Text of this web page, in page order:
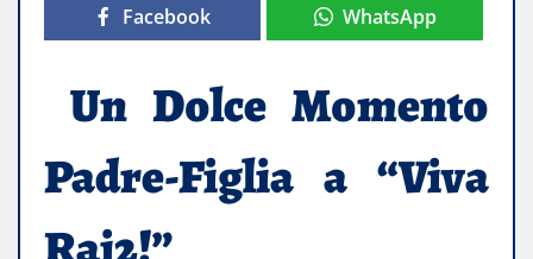
Facebook WhatsApp
Un Dolce Momento
Padre-Figlia a “Viva